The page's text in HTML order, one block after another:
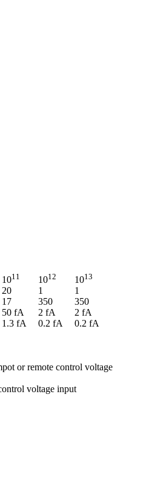
1011 1012 1013
20 1
1
17 350
350
50 fA 2 fA
2 fA
1.3 fA 0.2 fA
0.2 fA
or remote control voltage
voltage input